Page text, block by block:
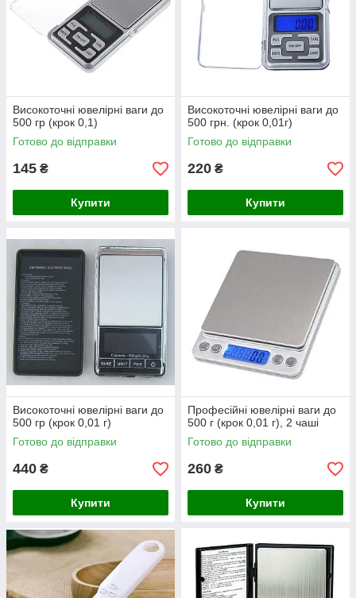
Високоточні ювелірні ваги до
500 гр (крок 0,1)
Готово до відправки
145 ₴
Купити
Високоточні ювелірні ваги до
500 грн. (крок 0,01г)
Готово до відправки
220 ₴
Купити
Високоточні ювелірні ваги до
500 гр (крок 0,01 г)
Готово до відправки
440 ₴
Купити
Професійні ювелірні ваги до
500 г (крок 0,01 г), 2 чаші
Готово до відправки
260 ₴
Купити